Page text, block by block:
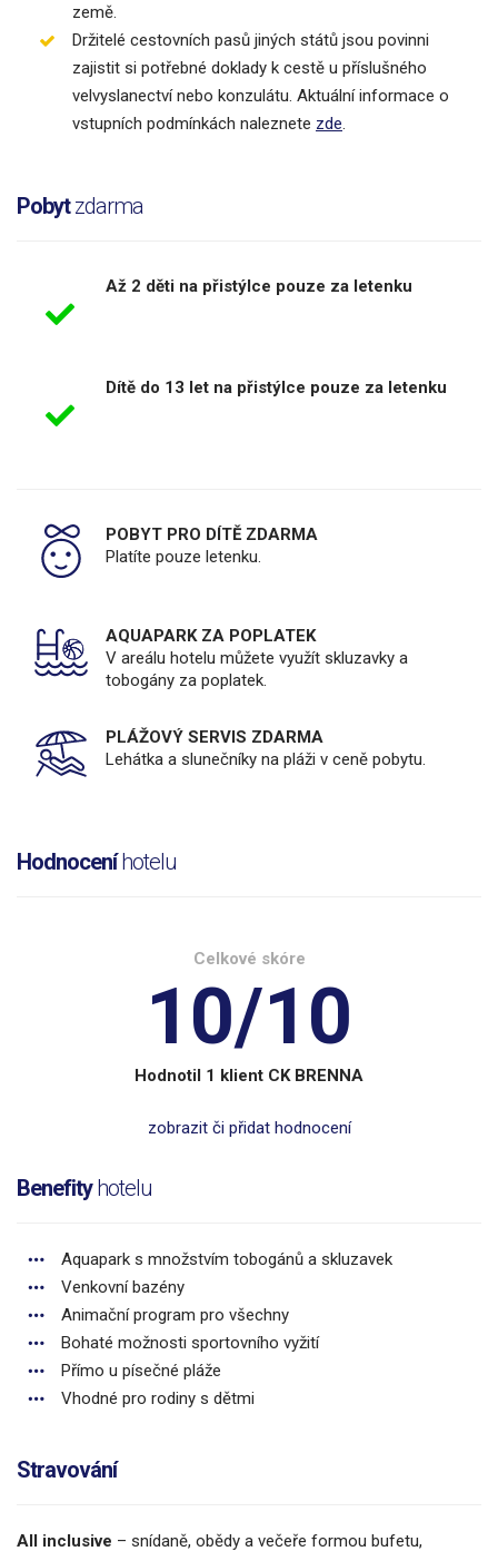
země.
Držitelé cestovních pasů jiných států jsou povinni
zajistit si potřebné doklady k cestě u příslušného
velvyslanectví nebo konzulátu. Aktuální informace o
vstupních podmínkách naleznete zde.
Pobytzdarma
Až 2 děti na přistýlce pouze za letenku
Dítě do 13 let na přistýlce pouze za letenku
POBYT PRO DÍTĚ ZDARMA
Platíte pouze letenku.
AQUAPARK ZA POPLATEK
V areálu hotelu můžete využít skluzavky a
tobogány za poplatek.
PLÁŽOVÝ SERVIS ZDARMA
Lehátka a slunečníky na pláži v ceně pobytu.
Hodnoceníhotelu
Celkové skóre
10/10
Hodnotil 1 klient CK BRENNA
zobrazit či přidat hodnocení
Benefityhotelu
Aquapark s množstvím tobogánů a skluzavek
Venkovní bazény
Animační program pro všechny
Bohaté možnosti sportovního vyžití
Přímo u písečné pláže
Vhodné pro rodiny s dětmi
Stravování
All inclusive – snídaně, obědy a večeře formou bufetu,